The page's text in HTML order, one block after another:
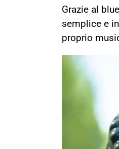
Grazie al
semplice e
proprio